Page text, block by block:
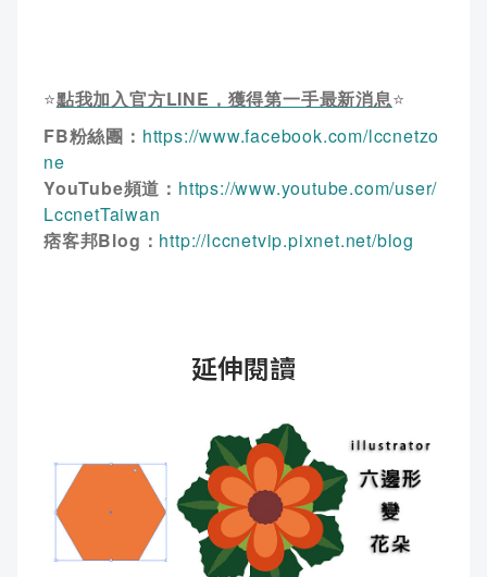
⭐點我加入官方LINE，獲得第一手最新消息⭐
FB粉絲團： https://www.facebook.com/lccnetzo
ne
YouTube頻道： https://www.youtube.com/user/
LccnetTaiwan
痞客邦Blog： http://lccnetvip.pixnet.net/blog
延伸閱讀